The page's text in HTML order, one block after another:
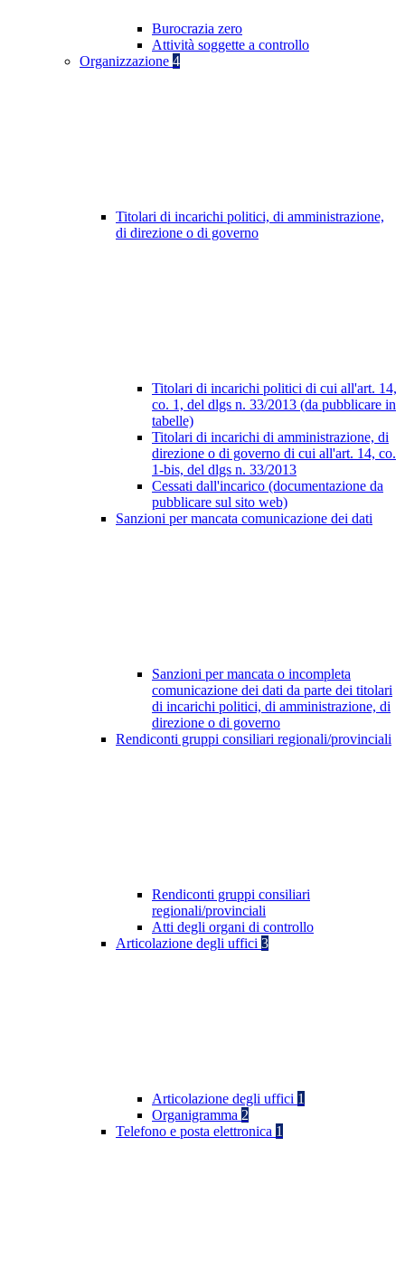
Burocrazia zero
Attività soggette a controllo
Organizzazione 4
Titolari di incarichi politici, di amministrazione,
di direzione o di governo
Titolari di incarichi politici di cui all'art. 14,
co. 1, del dlgs n. 33/2013 (da pubblicare in
tabelle)
Titolari di incarichi di amministrazione, di
direzione o di governo di cui all'art. 14, co.
1-bis, del dlgs n. 33/2013
Cessati dall'incarico (documentazione da
pubblicare sul sito web)
Sanzioni per mancata comunicazione dei dati
Sanzioni per mancata o incompleta
comunicazione dei dati da parte dei titolari
di incarichi politici, di amministrazione, di
direzione o di governo
Rendiconti gruppi consiliari regionali/provinciali
Rendiconti gruppi consiliari
regionali/provinciali
Atti degli organi di controllo
Articolazione degli uffici 3
Articolazione degli uffici 1
Organigramma 2
Telefono e posta elettronica 1